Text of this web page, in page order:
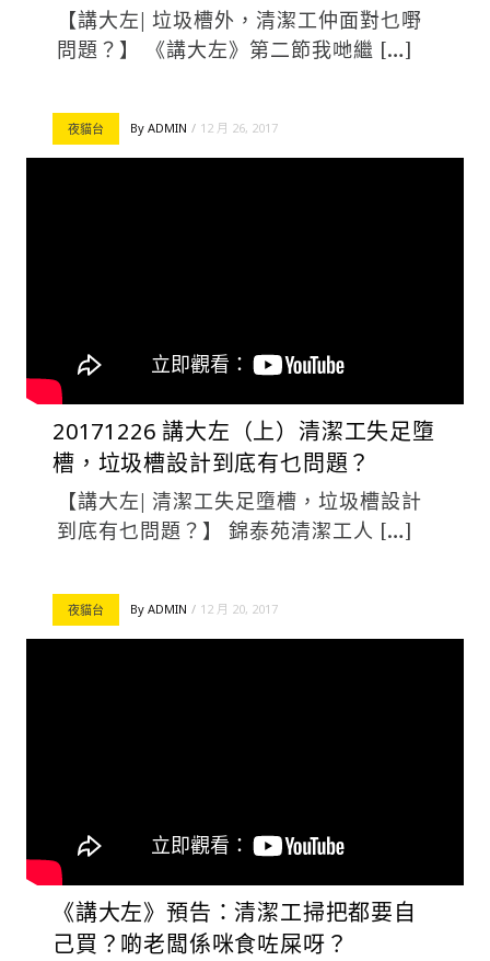
【講大左| 垃圾槽外，清潔工仲面對乜嘢
問題？】 《講大左》第二節我哋繼 […]
夜貓台 By ADMIN 12 月 26, 2017
20171226 講大左（上）清潔工失足墮
槽，垃圾槽設計到底有乜問題？
【講大左| 清潔工失足墮槽，垃圾槽設計
到底有乜問題？】 錦泰苑清潔工人 […]
夜貓台 By ADMIN 12 月 20, 2017
《講大左》預告：清潔工掃把都要自
己買？啲老闆係咪食咗屎呀？